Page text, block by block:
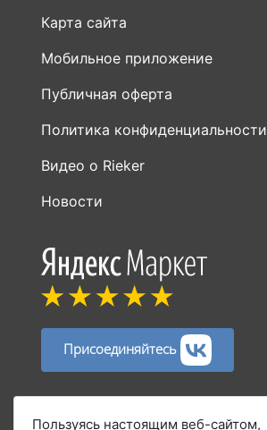
Карта сайта
Мобильное приложение
Публичная оферта
Политика конфиденциальности
Видео о Rieker
Новости
Присоединяйтесь
Пользуясь настоящим веб-сайтом,